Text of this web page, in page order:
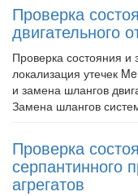
Проверка
двигательного
Проверка состояния и
локализация утечек
и замена шлангов
Замена шлангов
Проверка
серпантинного
агрегатов